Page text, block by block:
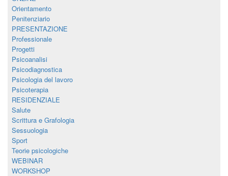
Orientamento
Penitenziario
PRESENTAZIONE
Professionale
Progetti
Psicoanalisi
Psicodiagnostica
Psicologia del lavoro
Psicoterapia
RESIDENZIALE
Salute
Scrittura e Grafologia
Sessuologia
Sport
Teorie psicologiche
WEBINAR
WORKSHOP